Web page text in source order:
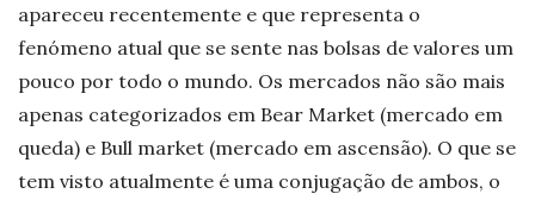
apareceu recentemente e que representa o
fenómeno atual que se sente nas bolsas de valores um
pouco por todo o mundo. Os mercados não são mais
apenas categorizados em Bear Market (mercado em
queda) e Bull market (mercado em ascensão). O que se
tem visto atualmente é uma conjugação de ambos, o